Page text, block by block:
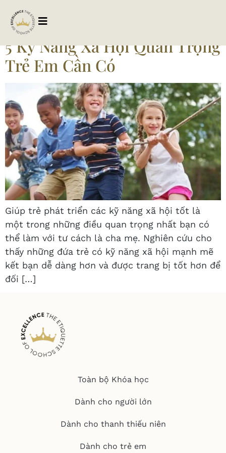
Tag:
5 Kỹ Năng Xã Hội Quan Trọng
Trẻ Em Cần Có
Giúp trẻ phát triển các kỹ năng xã hội tốt là
một trong những điều quan trọng nhất bạn có
thể làm với tư cách là cha mẹ. Nghiên cứu cho
thấy những đứa trẻ có kỹ năng xã hội mạnh mẽ
kết bạn dễ dàng hơn và được trang bị tốt hơn để
đối […]
Toàn bộ Khóa học
Dành cho người lớn
Dành cho thanh thiếu niên
Dành cho trẻ em